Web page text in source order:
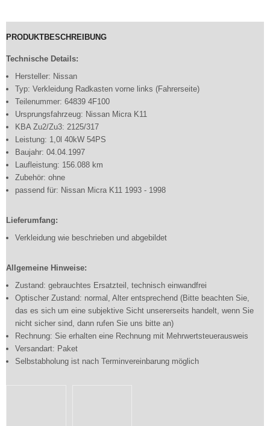
PRODUKTBESCHREIBUNG
Technische Details:
Hersteller: Nissan
Typ: Verkleidung Radkasten vorne links (Fahrerseite)
Teilenummer: 64839 4F100
Ursprungsfahrzeug: Nissan Micra K11
KBA Zu2/Zu3: 2125/317
Leistung: 1,0l 40kW 54PS
Baujahr: 04.04.1997
Laufleistung: 156.088 km
Zubehör: ohne
passend für: Nissan Micra K11 1993 - 1998
Lieferumfang:
Verkleidung wie beschrieben und abgebildet
Allgemeine Hinweise:
Zustand: gebrauchtes Ersatzteil, technisch einwandfrei
Optischer Zustand: normal, Alter entsprechend (Bitte beachten Sie,
das es sich um eine subjektive Sicht unsererseits handelt, wenn Sie
nicht sicher sind, dann rufen Sie uns bitte an)
Rechnung: Sie erhalten eine Rechnung mit Mehrwertsteuerausweis
Versandart: Paket
Selbstabholung ist nach Terminvereinbarung möglich